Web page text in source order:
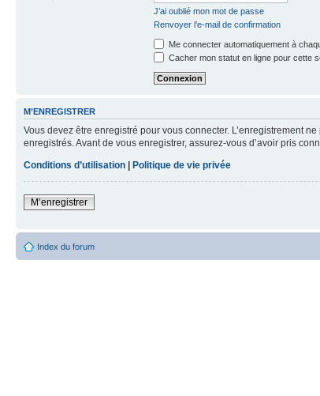
J’ai oublié mon mot de passe
Renvoyer l’e-mail de confirmation
Me connecter automatiquement à
Cacher mon statut en ligne pour cette
M’ENREGISTRER
Vous devez être enregistré pour vous connecter. L’enregistrement
enregistrés. Avant de vous enregistrer, assurez-vous d’avoir pris
Conditions d’utilisation | Politique de vie privée
M’enregistrer
Index du forum